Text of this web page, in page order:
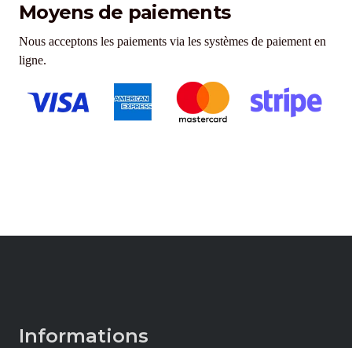
Moyens de paiements
Nous acceptons les paiements via les systèmes de paiement en
ligne.
Informations